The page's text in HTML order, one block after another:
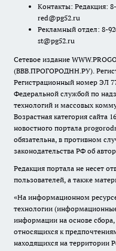
Контакты: Редакция:
red@pg52.ru
Рекламный отдел: 8-
st@pg52.ru
Сетевое издание
(ВВВ.ПРОГОРОДНН.РУ).
Регистрационный номер ЭЛ
Федеральной службой по
технологий и массовых
Возрастная категория сайта
новостного портала
обязательна, в противном
законодательства РФ об
Редакция портала не несет
пользователей, а также
«На информационном
технологии
информации на основе
относящихся к
находящихся на территории